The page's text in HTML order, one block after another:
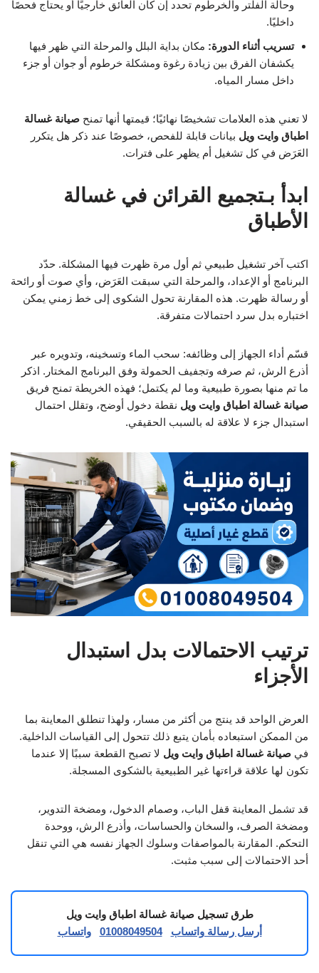
وحالة الفلتر والخرطوم تحدد إن كان العائق خارجيًا أو يحتاج فحصًا
داخليًا.
تسريب أثناء الدورة: مكان بداية البلل والمرحلة التي ظهر فيها
يكشفان الفرق بين زيادة رغوة ومشكلة خرطوم أو جوان أو جزء
داخل مسار المياه.
لا تعني هذه العلامات تشخيصًا نهائيًا؛ قيمتها أنها تمنح صيانة غسالة
اطباق وايت ويل بيانات قابلة للفحص، خصوصًا عند ذكر هل يتكرر
العَرَض في كل تشغيل أم يظهر على فترات.
ابدأ بـتجميع القرائن في غسالة
الأطباق
اكتب آخر تشغيل طبيعي ثم أول مرة ظهرت فيها المشكلة. حدّد
البرنامج أو الإعداد، والمرحلة التي سبقت العَرَض، وأي صوت أو رائحة
أو رسالة ظهرت. هذه المقارنة تحول الشكوى إلى خط زمني يمكن
اختباره بدل سرد احتمالات متفرقة.
قسّم أداء الجهاز إلى وظائفه: سحب الماء وتسخينه، وتدويره عبر
أذرع الرش، ثم صرفه وتجفيف الحمولة وفق البرنامج المختار. اذكر
ما تم منها بصورة طبيعية وما لم يكتمل؛ فهذه الخريطة تمنح فريق
صيانة غسالة اطباق وايت ويل نقطة دخول أوضح، وتقلل احتمال
استبدال جزء لا علاقة له بالسبب الحقيقي.
ترتيب الاحتمالات بدل استبدال
الأجزاء
العرض الواحد قد ينتج من أكثر من مسار، ولهذا تنطلق المعاينة بما
من الممكن استبعاده بأمان يتبع ذلك تتحول إلى القياسات الداخلية.
في صيانة غسالة اطباق وايت ويل لا تصبح القطعة سببًا إلا عندما
تكون لها علاقة قراءتها غير الطبيعية بالشكوى المسجلة.
قد تشمل المعاينة قفل الباب، وصمام الدخول، ومضخة التدوير،
ومضخة الصرف، والسخان والحساسات، وأذرع الرش، ووحدة
التحكم. المقارنة بالمواصفات وسلوك الجهاز نفسه هي التي تنقل
أحد الاحتمالات إلى سبب مثبت.
طرق تسجيل صيانة غسالة اطباق وايت ويل
أرسل رسالة واتساب
01008049504 واتساب